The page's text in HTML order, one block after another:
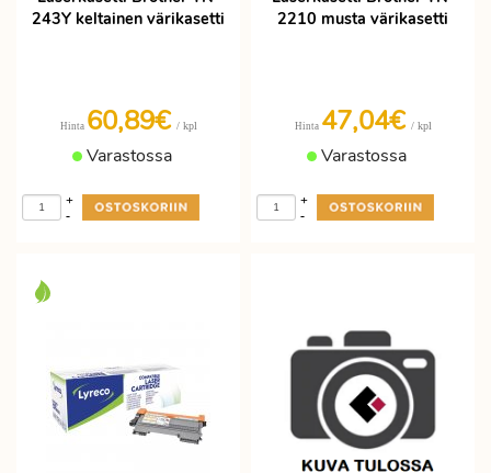
243Y keltainen värikasetti
Hinta 60,89€ / kpl
Varastossa
-
+
2210 musta värikasetti
Hinta 47,04€ / kpl
Varastossa
-
+